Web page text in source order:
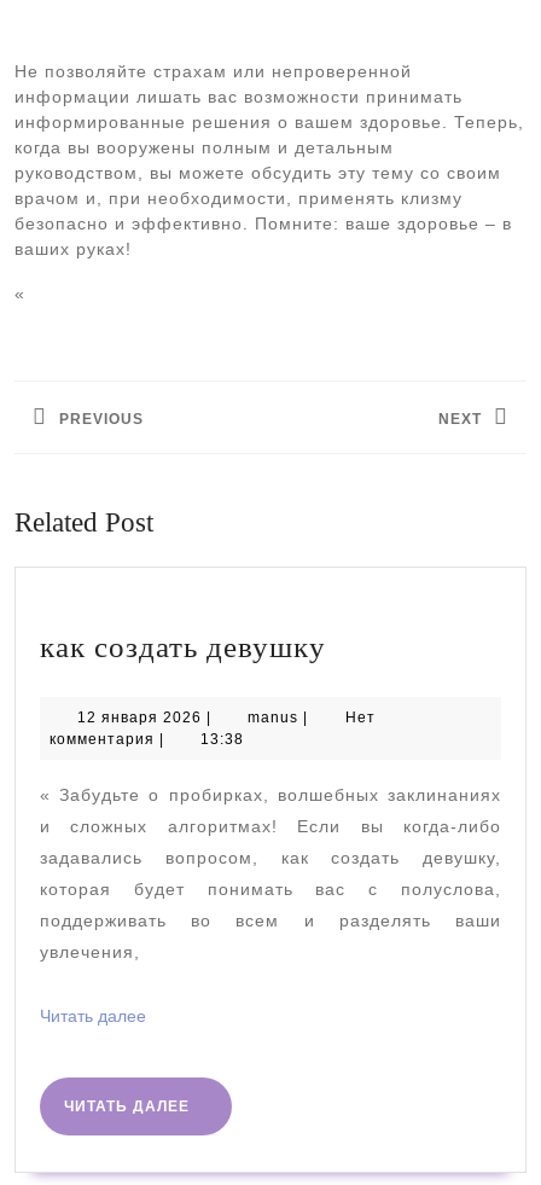
Не позволяйте страхам или непроверенной
информации лишать вас возможности принимать
информированные решения о вашем здоровье. Теперь,
когда вы вооружены полным и детальным
руководством, вы можете обсудить эту тему со своим
врачом и, при необходимости, применять клизму
безопасно и эффективно. Помните: ваше здоровье – в
ваших руках!
«
записям
PREVIOUS NEXT
Related Post
как создать девушку
девушку
12 января 2026 12
января
manus manusНет
комментария
13:38
« Забудьте о пробирках, волшебных заклинаниях
и сложных алгоритмах! Если вы когда-либо
задавались вопросом, как создать девушку,
которая будет понимать вас с полуслова,
поддерживать во всем и разделять ваши
увлечения,
Читать далее
ЧИТАТЬ ДАЛЕЕ
ЧИТАТЬ
ДАЛЕЕ